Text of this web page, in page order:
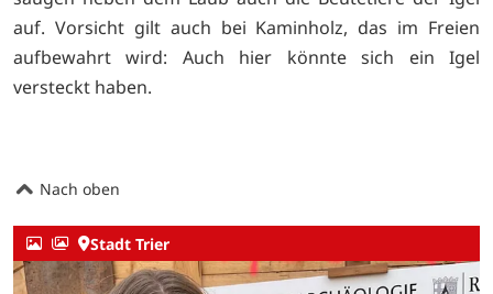
auf. Vorsicht gilt auch bei Kaminholz, das im Freien
aufbewahrt wird: Auch hier könnte sich ein Igel
versteckt haben.
Nach oben
Stadt Trier